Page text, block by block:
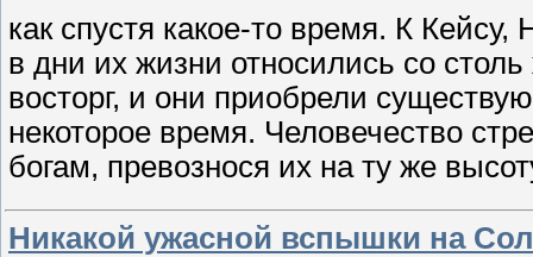
как спустя какое-то время. К
в дни их жизни относились со
восторг, и они приобрели
некоторое время. Человечество
богам, превознося их на ту же
Никакой ужасной вспышки на